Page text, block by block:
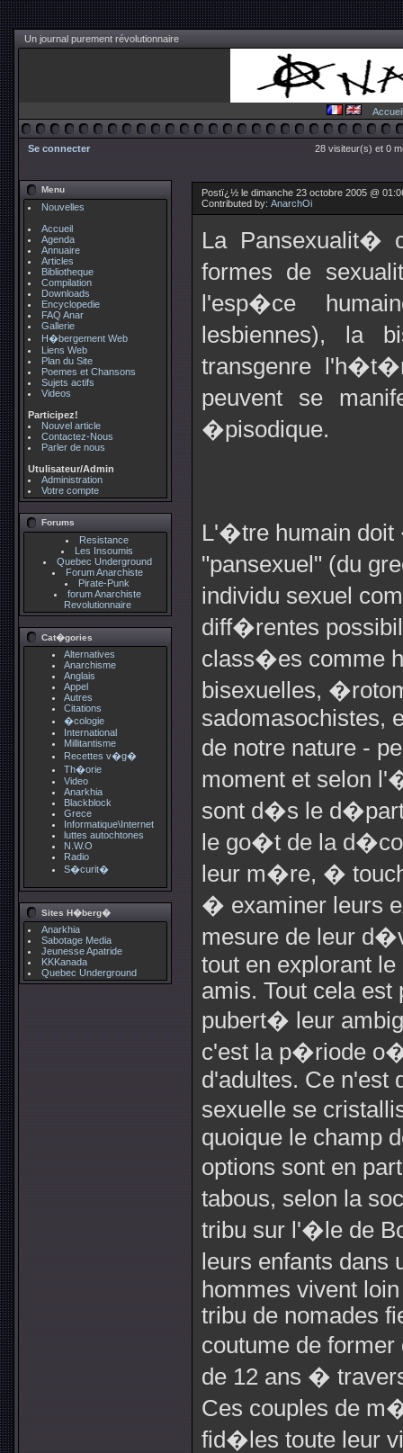
Un journal purement révolutionnaire
Accueil
Se connecter 28 visiteur(s) et 0
Menu
Nouvelles
Accueil
Agenda
Annuaire
Articles
Bibliotheque
Compilation
Downloads
Encyclopedie
FAQ Anar
Gallerie
H�bergement Web
Liens Web
Plan du Site
Poemes et Chansons
Sujets actifs
Videos
Participez!
Nouvel article
Contactez-Nous
Parler de nous
Utulisateur/Admin
Administration
Votre compte
Forums
Resistance
Les Insoumis
Quebec Underground
Forum Anarchiste
Pirate-Punk
forum Anarchiste
Revolutionnaire
Cat�gories
Alternatives
Anarchisme
Anglais
Appel
Autres
Citations
�cologie
International
Millitantisme
Recettes v�g�
Th�orie
Video
Anarkhia
Blackblock
Grece
Informatique\Internet
luttes autochtones
N.W.O
Radio
S�curit�
Sites H�berg�
Anarkhia
Sabotage Media
Jeunesse Apatride
KKKanada
Quebec Underground
Postï¿½ le dimanche 23 octobre 2005 @
Contributed by: AnarchOi
La Pansexualit�
formes de
l'esp�ce
lesbiennes), la
transgenre
peuvent se
�pisodique.
L'�tre humain doit
"pansexuel" (du
individu sexuel
diff�rentes
class�es comme
bisexuelles,
sadomasochistes,
de notre nature -
moment et selon
sont d�s le
le go�t de la
leur m�re, �
� examiner leurs
mesure de leur
tout en explorant
amis. Tout cela est
pubert� leur
c'est la p�riode
d'adultes. Ce n'est
sexuelle se
quoique le champ
options sont en
tabous, selon la
tribu sur l'�le de
leurs enfants dans
hommes vivent
tribu de nomades
coutume de
de 12 ans �
Ces couples de
fid�les toute leur